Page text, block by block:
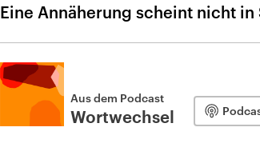
Eine Annäherung scheint nicht in
Aus dem Podcast
Wortwechsel